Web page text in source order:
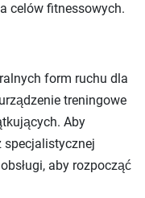
celów fitnessowych.
form ruchu dla
treningowe
Aby
specjalistycznej
aby rozpocząć